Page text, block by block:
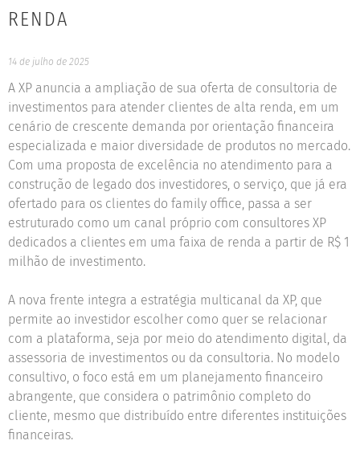
RENDA
14 de julho de 2025
A XP anuncia a ampliação de sua oferta de consultoria de
investimentos para atender clientes de alta renda, em um
cenário de crescente demanda por orientação financeira
especializada e maior diversidade de produtos no mercado.
Com uma proposta de excelência no atendimento para a
construção de legado dos investidores, o serviço, que já era
ofertado para os clientes do family office, passa a ser
estruturado como um canal próprio com consultores XP
dedicados a clientes em uma faixa de renda a partir de R$ 1
milhão de investimento.
A nova frente integra a estratégia multicanal da XP, que
permite ao investidor escolher como quer se relacionar
com a plataforma, seja por meio do atendimento digital, da
assessoria de investimentos ou da consultoria. No modelo
consultivo, o foco está em um planejamento financeiro
abrangente, que considera o patrimônio completo do
cliente, mesmo que distribuído entre diferentes instituições
financeiras.